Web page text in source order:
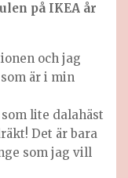
på IKEA år
och jag
som är i min
lite dalahäst
Det är bara
som jag vill